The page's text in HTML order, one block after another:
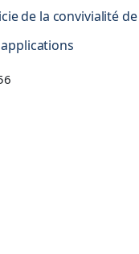
de la convivialité